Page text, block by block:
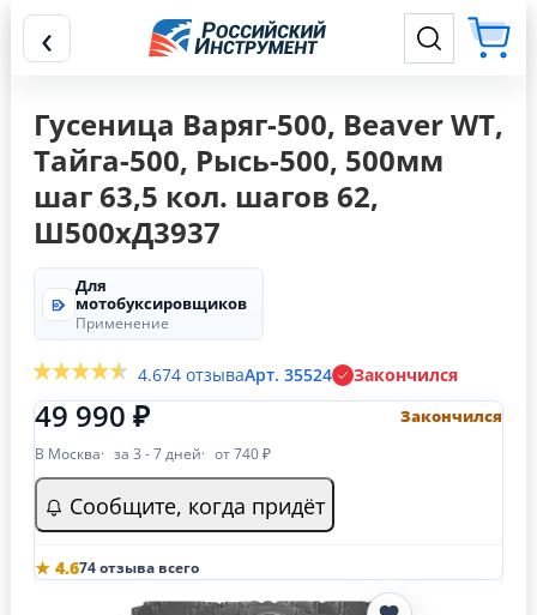
‹
Гусеница Варяг-500, Beaver WT,
Тайга-500, Рысь-500, 500мм
шаг 63,5 кол. шагов 62,
Ш500хД3937
Для
мотобуксировщиков
Применение
4.674 отзываАрт. 35524 Закончился
49 990 ₽ Закончился
В Москва за 3 - 7 дней от 740 ₽
Сообщите, когда придёт
★ 4.674 отзыва всего